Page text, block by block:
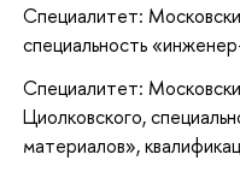
Специалитет:
специальность
Специалитет:
Циолковского,
материалов»,